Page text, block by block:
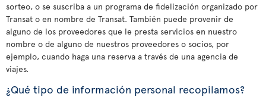
sorteo, o se suscriba a un programa de fidelización organizado por
Transat o en nombre de Transat. También puede provenir de
alguno de los proveedores que le presta servicios en nuestro
nombre o de alguno de nuestros proveedores o socios, por
ejemplo, cuando haga una reserva a través de una agencia de
viajes.
¿Qué tipo de información personal recopilamos?